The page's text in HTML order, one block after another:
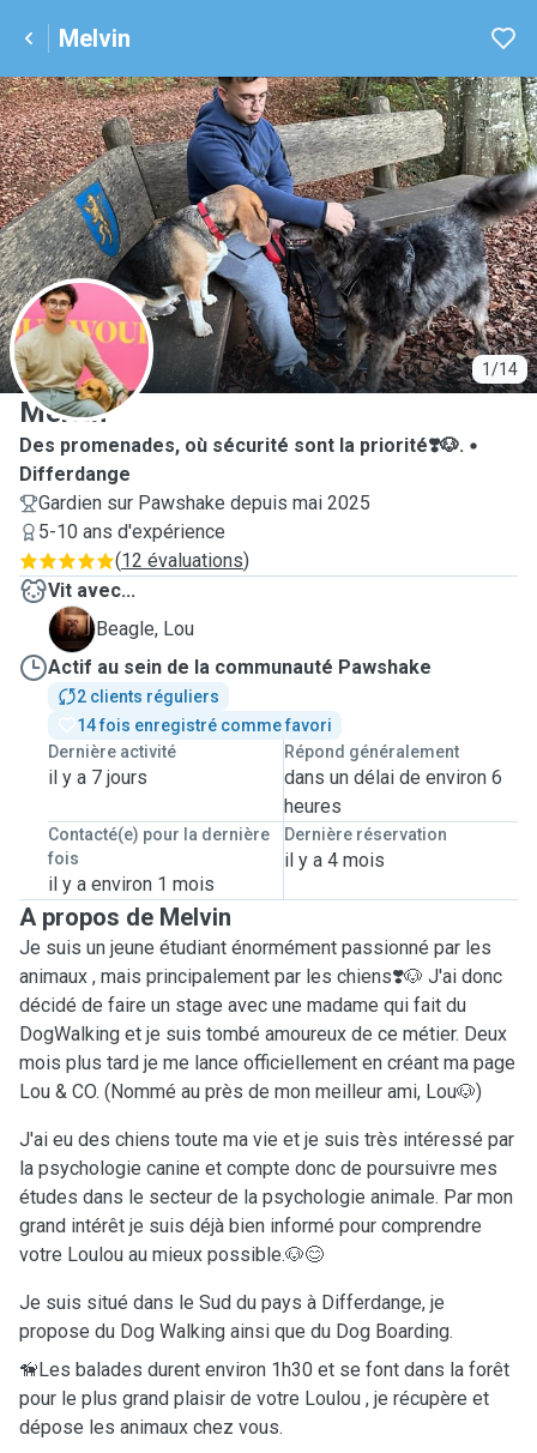
Melvin
1/14
M
Melvin
Des promenades, où sécurité sont la priorité❣️🐶.
Differdange
Gardien sur Pawshake depuis mai 2025
5-10 ans d'expérience
(12 évaluations)
Vit avec...
L
Beagle, Lou
Actif au sein de la communauté Pawshake
2 clients réguliers
14 fois enregistré comme favori
Dernière activité
il y a 7 jours
Répond généralement
dans un délai de environ 6
heures
Contacté(e) pour la dernière
fois
il y a environ 1 mois
Dernière réservation
il y a 4 mois
A propos de Melvin
Je suis un jeune étudiant énormément passionné par les
animaux , mais principalement par les chiens❣️🐶 J'ai donc
décidé de faire un stage avec une madame qui fait du
DogWalking et je suis tombé amoureux de ce métier. Deux
mois plus tard je me lance officiellement en créant ma page
Lou & CO. (Nommé au près de mon meilleur ami, Lou🐶)
J'ai eu des chiens toute ma vie et je suis très intéressé par
la psychologie canine et compte donc de poursuivre mes
études dans le secteur de la psychologie animale. Par mon
grand intérêt je suis déjà bien informé pour comprendre
votre Loulou au mieux possible.🐶😊
Je suis situé dans le Sud du pays à Differdange, je
propose du Dog Walking ainsi que du Dog Boarding.
🦮Les balades durent environ 1h30 et se font dans la forêt
pour le plus grand plaisir de votre Loulou , je récupère et
dépose les animaux chez vous.